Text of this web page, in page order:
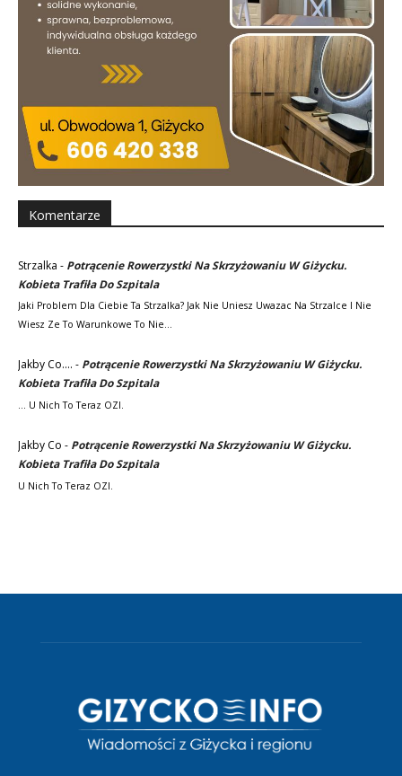
Komentarze
Strzalka - Potrącenie Rowerzystki Na Skrzyżowaniu W Giżycku.
Kobieta Trafiła Do Szpitala
Jaki Problem Dla Ciebie Ta Strzalka? Jak Nie Uniesz Uwazac Na Strzalce I Nie
Wiesz Ze To Warunkowe To Nie…
Jakby Co.... - Potrącenie Rowerzystki Na Skrzyżowaniu W Giżycku.
Kobieta Trafiła Do Szpitala
... U Nich To Teraz OZI.
Jakby Co - Potrącenie Rowerzystki Na Skrzyżowaniu W Giżycku.
Kobieta Trafiła Do Szpitala
U Nich To Teraz OZI.